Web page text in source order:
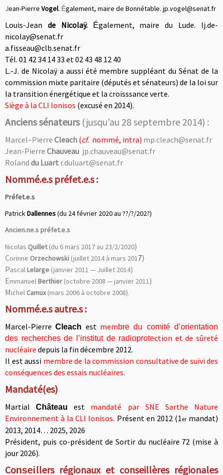
Jean-Pierre Vogel. Également, maire de Bonnétable. jp.vogel@senat.fr
Louis-Jean de Nicolaÿ. Également, maire du Lude. lj.de-
nicolay@senat.fr
a.fisseau@clb.senat.fr
Tél. 01 42 34 14 33 et 02 43 48 12 40
L.-J. de Nicolaÿ a aussi été membre suppléant du Sénat de la
commission mixte paritaire (députés et sénateurs) de la loi sur
la transition énergétique et la croisssance verte.
Siège à la CLI Ionisos (excusé en 2014).
Anciens sénateurs (jusqu’au 28 septembre 2014) :
Marcel–Pierre Cleach (cf. nommé, intra) mp.cleach@senat.fr
Jean-Pierre Chauveau jp.chauveau@senat.fr
Roland du Luart r.duluart@senat.fr
Nommé.e.s préfet.e.s :
Préfet.e.s
PatrickDallennes(du 24 février 2020 au ??/?/202?)
Ancien.ne.s préfet.e.s
Nicolas Quillet(du 6 mars 2017 au 23/2/2020)
Corinne Orzechowski (juillet 2014 à mars 2017)
Pascal Lelarge (janvier 2011 — Juillet 2014)
Emmanuel Berthier (octobre 2008 — janvier 2011)
Michel Camux(mars 2006 à octobre 2008).
Nommé.e.s autre.s :
Marcel-PierreCleach est membre du comité d’orientation
des recherches de l’institut de radioprotection et de sûreté
nucléaire depuis la fin décembre 2012.
Il est aussi membre de la commission consultative de suivi des
conséquences des essais nucléaires.
Mandaté(es)
MartialChâteau est
mandaté par SNE Sarthe Nature
Environnement à la CLI Ionisos. Présent en 2012 (1ermandat)
2013, 2014… 2025, 2026
Président, puis co-président de Sortir du nucléaire 72 (mise à
jour 2026).
Conseillers régionaux et conseillères régionales